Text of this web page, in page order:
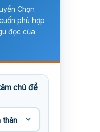
Chọn
phù hợp
đọc của
chủ đề